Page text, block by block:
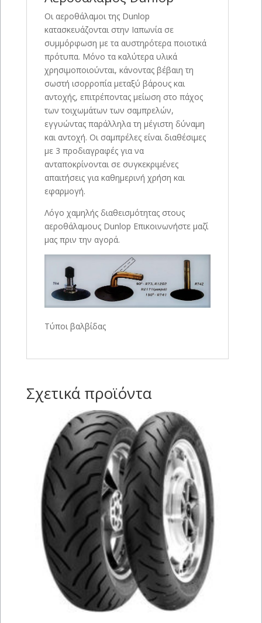
Οι αεροθάλαμοι της Dunlop
κατασκευάζονται στην Ιαπωνία σε
συμμόρφωση με τα αυστηρότερα ποιοτικά
πρότυπα. Μόνο τα καλύτερα υλικά
χρησιμοποιούνται, κάνοντας βέβαιη τη
σωστή ισορροπία μεταξύ βάρους και
αντοχής, επιτρέποντας μείωση στο πάχος
των τοιχωμάτων των σαμπρελών,
εγγυώντας παράλληλα τη μέγιστη δύναμη
και αντοχή. Οι σαμπρέλες είναι διαθέσιμες
με 3 προδιαγραφές για να
ανταποκρίνονται σε συγκεκριμένες
απαιτήσεις για καθημερινή χρήση και
εφαρμογή.
Λόγο χαμηλής διαθεισμότητας στους
αεροθάλαμους Dunlop Επικοινωνήστε μαζί
μας πριν την αγορά.
Τύποι βαλβίδας
Σχετικά προϊόντα